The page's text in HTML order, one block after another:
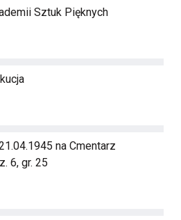
Sztuk Pięknych
na Cmentarz
6, gr. 25